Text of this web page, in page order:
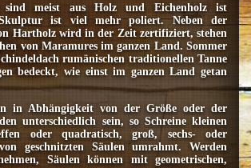
sind meist aus Holz und Eichenholz ist
ist viel mehr poliert. Neben der
Hartholz wird in der Zeit zertifiziert, stehen
von Maramures im ganzen Land. Sommer
rumänischen traditionellen Tanne
bedeckt, wie einst im ganzen Land getan
in Abhängigkeit von der Größe oder der
unterschiedlich sein, so Schreine kleinen
oder quadratisch, groß, sechs- oder
geschnitzten Säulen umrahmt. Werden
Säulen können mit geometrischen,